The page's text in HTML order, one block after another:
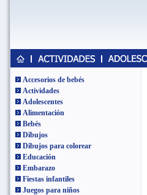
Accesorios de bebés
Actividades
Adolescentes
Alimentación
Bebés
Dibujos
Dibujos para colorear
Educación
Embarazo
Fiestas infantiles
Juegos para niños